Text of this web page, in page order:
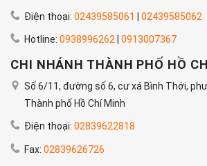
Điện thoại: 02439585061 02439585062
Hotline: 0938996262 0913007367
CHI NHÁNH THÀNH PHỐ HỒ
Số 6/11, đường số 6, cư xá Bình Thới,
Thành phố Hồ Chí Minh
Điện thoại: 02839622818
Fax: 02839626726